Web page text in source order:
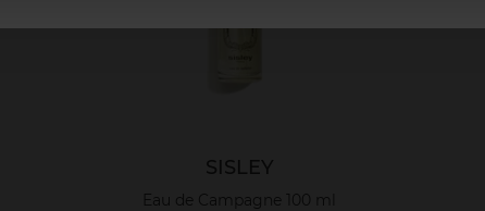
SISLEY
Eau de Campagne 100 ml